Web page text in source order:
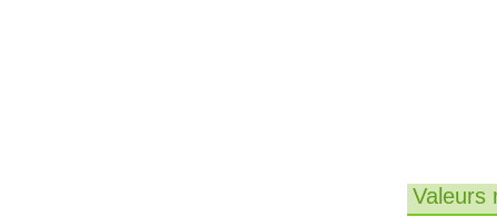
Valeurs